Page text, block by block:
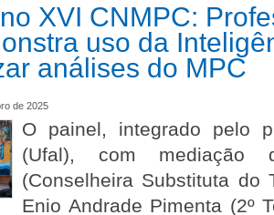
XVI CNMPC:
uso da
análises do MPC
de 2025
O painel, integrado pelo
(Ufal), com mediação
(Conselheira Substituta do
Enio Andrade Pimenta (2º